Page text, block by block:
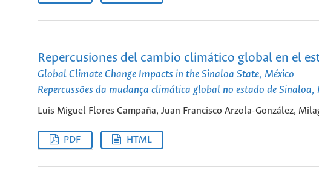
Repercusiones del cambio climático global en el
Global Climate Change Impacts in the Sinaloa State, México
Repercussões da mudança climática global no estado de Sinaloa,
Luis Miguel Flores Campaña, Juan Francisco Arzola-González,
PDF HTML